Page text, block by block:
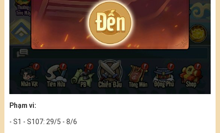
Phạm vi:
- S1 - S107: 29/5 - 8/6